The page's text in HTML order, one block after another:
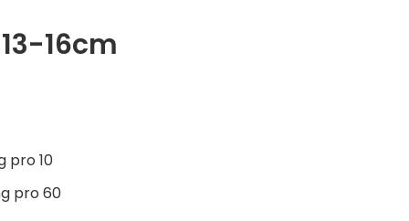
16cm
pro 10
pro 60